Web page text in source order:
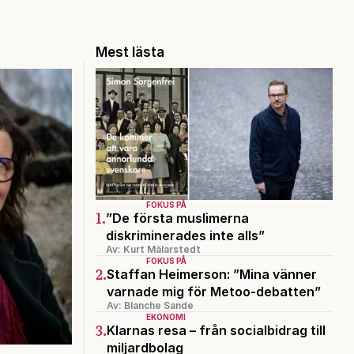
Mest lästa
FOKUS PÅ
1.”De första muslimerna
diskriminerades inte alls”
Av: Kurt Mälarstedt
FOKUS PÅ
2.Staffan Heimerson: ”Mina vänner
varnade mig för Metoo-debatten”
Av: Blanche Sande
EKONOMI
3.Klarnas resa – från socialbidrag till
miljardbolag